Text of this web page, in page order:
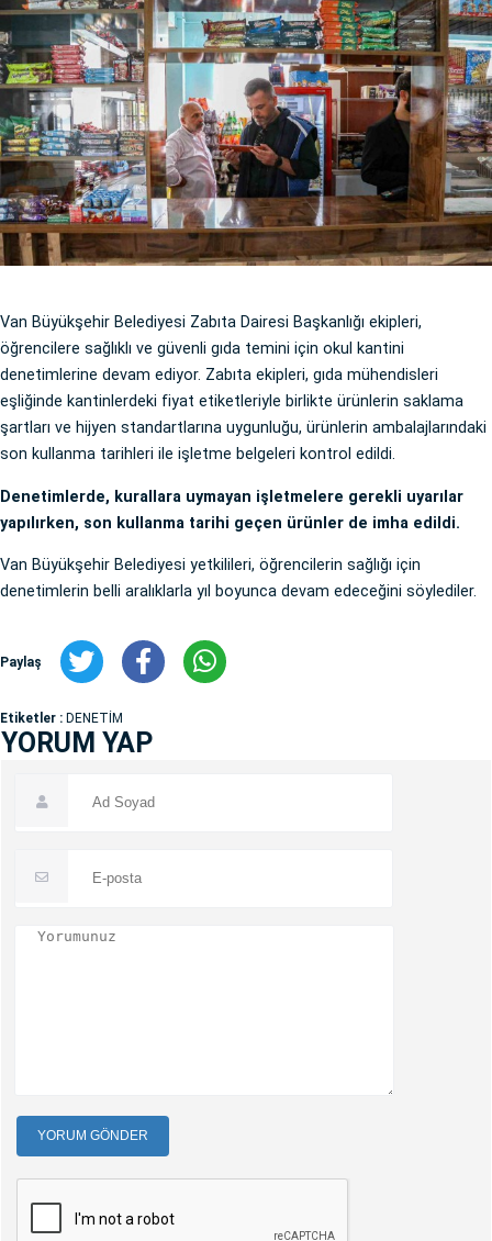
Van Büyükşehir Belediyesi Zabıta Dairesi Başkanlığı ekipleri,
öğrencilere sağlıklı ve güvenli gıda temini için okul kantini
denetimlerine devam ediyor. Zabıta ekipleri, gıda mühendisleri
eşliğinde kantinlerdeki fiyat etiketleriyle birlikte ürünlerin saklama
şartları ve hijyen standartlarına uygunluğu, ürünlerin ambalajlarındaki
son kullanma tarihleri ile işletme belgeleri kontrol edildi.
Denetimlerde, kurallara uymayan işletmelere gerekli uyarılar
yapılırken, son kullanma tarihi geçen ürünler de imha edildi.
Van Büyükşehir Belediyesi yetkilileri, öğrencilerin sağlığı için
denetimlerin belli aralıklarla yıl boyunca devam edeceğini söylediler.
Paylaş
Etiketler : DENETİM
YORUM YAP
YORUM GÖNDER